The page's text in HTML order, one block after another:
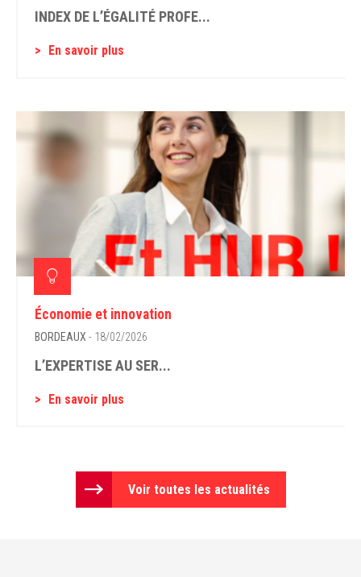
INDEX DE L’ÉGALITÉ PROFE...
En savoir plus
Économie et innovation
BORDEAUX - 18/02/2026
L’EXPERTISE AU SER...
En savoir plus
Voir toutes les actualités